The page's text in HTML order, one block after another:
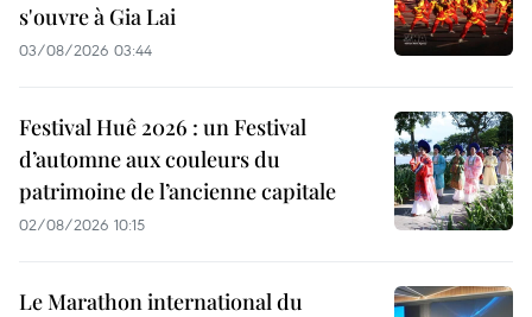
s'ouvre à Gia Lai
03/08/2026 03:44
Festival Huê 2026 : un Festival
d’automne aux couleurs du
patrimoine de l’ancienne capitale
02/08/2026 10:15
Le Marathon international du